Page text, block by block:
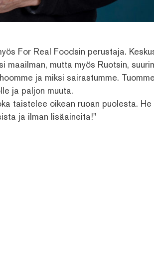
For Real Foodsin perustaja.
maailman, mutta myös Ruotsin,
ja miksi sairastumme.
ja paljon muuta.
taistelee oikean ruoan puolesta.
ja ilman lisäaineita!"